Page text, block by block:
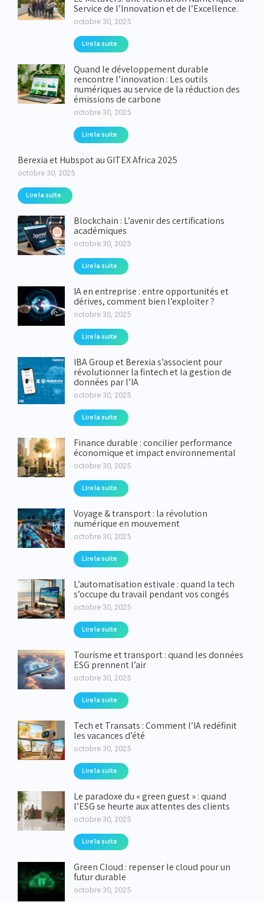
Service de l’Innovation et de l’Excellence.
octobre 30, 2025
Lire la suite
Quand le développement durable
rencontre l’innovation : Les outils
numériques au service de la réduction des
émissions de carbone
octobre 30, 2025
Lire la suite
Berexia et Hubspot au GITEX Africa 2025
octobre 30, 2025
Lire la suite
Blockchain : L’avenir des certifications
académiques
octobre 30, 2025
Lire la suite
IA en entreprise : entre opportunités et
dérives, comment bien l’exploiter ?
octobre 30, 2025
Lire la suite
IBA Group et Berexia s’associent pour
révolutionner la fintech et la gestion de
données par l’IA
octobre 30, 2025
Lire la suite
Finance durable : concilier performance
économique et impact environnemental
octobre 30, 2025
Lire la suite
Voyage & transport : la révolution
numérique en mouvement
octobre 30, 2025
Lire la suite
L’automatisation estivale : quand la tech
s’occupe du travail pendant vos congés
octobre 30, 2025
Lire la suite
Tourisme et transport : quand les données
ESG prennent l’air
octobre 30, 2025
Lire la suite
Tech et Transats : Comment l’IA redéfinit
les vacances d’été
octobre 30, 2025
Lire la suite
Le paradoxe du « green guest » : quand
l’ESG se heurte aux attentes des clients
octobre 30, 2025
Lire la suite
Green Cloud : repenser le cloud pour un
futur durable
octobre 30, 2025